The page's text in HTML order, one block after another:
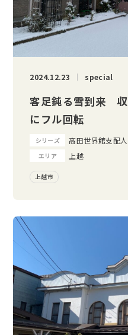
2024.12.23 special
客足鈍る雪到来 収
にフル回転
シリーズ 高田世界館支配
エリア 上越
上越市